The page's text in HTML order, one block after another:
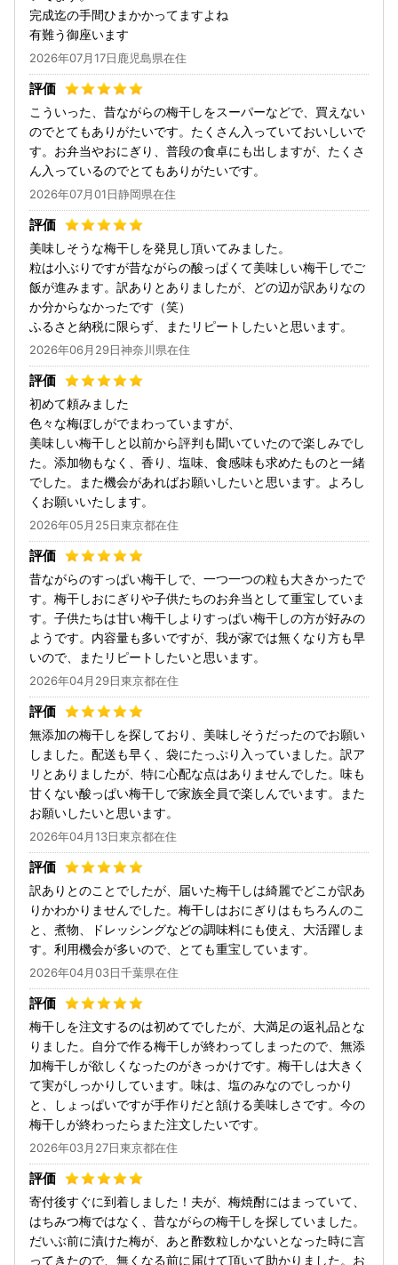
完成迄の手間ひまかかってますよね
有難う御座います
2026年07月17日鹿児島県在住
こういった、昔ながらの梅干しをスーパーなどで、買えない
のでとてもありがたいです。たくさん入っていておいしいで
す。お弁当やおにぎり、普段の食卓にも出しますが、たくさ
ん入っているのでとてもありがたいです。
2026年07月01日静岡県在住
美味しそうな梅干しを発見し頂いてみました。
粒は小ぶりですが昔ながらの酸っぱくて美味しい梅干しでご
飯が進みます。訳ありとありましたが、どの辺が訳ありなの
か分からなかったです（笑）
ふるさと納税に限らず、またリピートしたいと思います。
2026年06月29日神奈川県在住
初めて頼みました
色々な梅ぼしがでまわっていますが、
美味しい梅干しと以前から評判も聞いていたので楽しみでし
た。添加物もなく、香り、塩味、食感味も求めたものと一緒
でした。また機会があればお願いしたいと思います。よろし
くお願いいたします。
2026年05月25日東京都在住
昔ながらのすっぱい梅干しで、一つ一つの粒も大きかったで
す。梅干しおにぎりや子供たちのお弁当として重宝していま
す。子供たちは甘い梅干しよりすっぱい梅干しの方が好みの
ようです。内容量も多いですが、我が家では無くなり方も早
いので、またリピートしたいと思います。
2026年04月29日東京都在住
無添加の梅干しを探しており、美味しそうだったのでお願い
しました。配送も早く、袋にたっぷり入っていました。訳ア
リとありましたが、特に心配な点はありませんでした。味も
甘くない酸っぱい梅干しで家族全員で楽しんでいます。また
お願いしたいと思います。
2026年04月13日東京都在住
訳ありとのことでしたが、届いた梅干しは綺麗でどこが訳あ
りかわかりませんでした。梅干しはおにぎりはもちろんのこ
と、煮物、ドレッシングなどの調味料にも使え、大活躍しま
す。利用機会が多いので、とても重宝しています。
2026年04月03日千葉県在住
梅干しを注文するのは初めてでしたが、大満足の返礼品とな
りました。自分で作る梅干しが終わってしまったので、無添
加梅干しが欲しくなったのがきっかけです。梅干しは大きく
て実がしっかりしています。味は、塩のみなのでしっかり
と、しょっぱいですが手作りだと頷ける美味しさです。今の
梅干しが終わったらまた注文したいです。
2026年03月27日東京都在住
寄付後すぐに到着しました！夫が、梅焼酎にはまっていて、
はちみつ梅ではなく、昔ながらの梅干しを探していました。
だいぶ前に漬けた梅が、あと酢数粒しかないとなった時に言
ってきたので、無くなる前に届けて頂いて助かりました。お